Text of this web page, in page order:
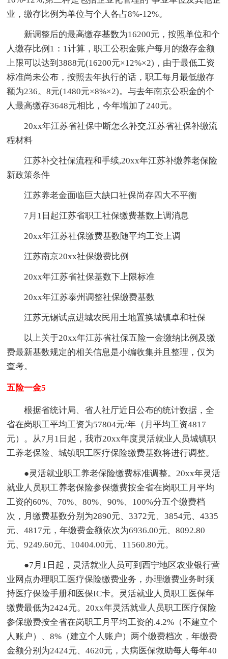
业，缴存比例为单位与个人各占8%-12%。
新调整后的最高缴存基数为16200元，按照单位和个
人缴存比例1：1计算，职工公积金账户每月的缴存金额
上限可以达到3888元(16200元×12%×2)，由于最低工资
标准尚未公布，按照去年执行的话，职工每月最低缴存
额为236。8元(1480元×8%×2)。与去年南京公积金的个
人最高缴存3648元相比，今年增加了240元。
20xx年江苏省社保中断怎么补交,江苏省社保补缴流
程材料
江苏补交社保流程和手续,20xx年江苏补缴养老保险
新政策条件
江苏养老金面临巨大缺口社保尚存四大不平衡
7月1日起江苏省职工社保缴费基数上调消息
20xx年江苏社保缴费基数随平均工资上调
江苏南京20xx社保缴费比例
20xx年江苏省社保基数下上限标准
20xx年江苏泰州调整社保缴费基数
江苏无锡试点进城农民用土地置换城镇卓和社保
以上关于20xx年江苏省社保五险一金缴纳比例及缴
费最新基数规定的相关信息是小编收集并且整理，仅为
查考。
五险一金5
根据省统计局、省人社厅近日公布的统计数据，全
省在岗职工平均工资为57804元/年（月平均工资4817
元）。从7月1日起，我市20xx年度灵活就业人员城镇职
工养老保险、城镇职工医疗保险缴费基数将进行调整。
●灵活就业职工养老保险缴费标准调整。20xx年灵活
就业人员职工养老保险参保缴费按全省在岗职工月平均
工资的60%、70%、80%、90%、100%分五个缴费档
次，月缴费基数分别为2890元、3372元、3854元、4335
元、4817元，年缴费金额依次为6936.00元、8092.80
元、9249.60元、10404.00元、11560.80元。
●7月1日起，灵活就业人员可到西宁地区农业银行营
业网点办理职工医疗保险缴费业务，办理缴费业务时须
持医疗保险手册和医保IC卡。灵活就业人员职工医保年
缴费最低为2424元。20xx年灵活就业人员职工医疗保险
参保缴费按全省在岗职工月平均工资的.4.2%（不建立个
人账户）、8%（建立个人账户）两个缴费档次，年缴费
金额分别为2424元、4620元，大病医保救助每人每年40